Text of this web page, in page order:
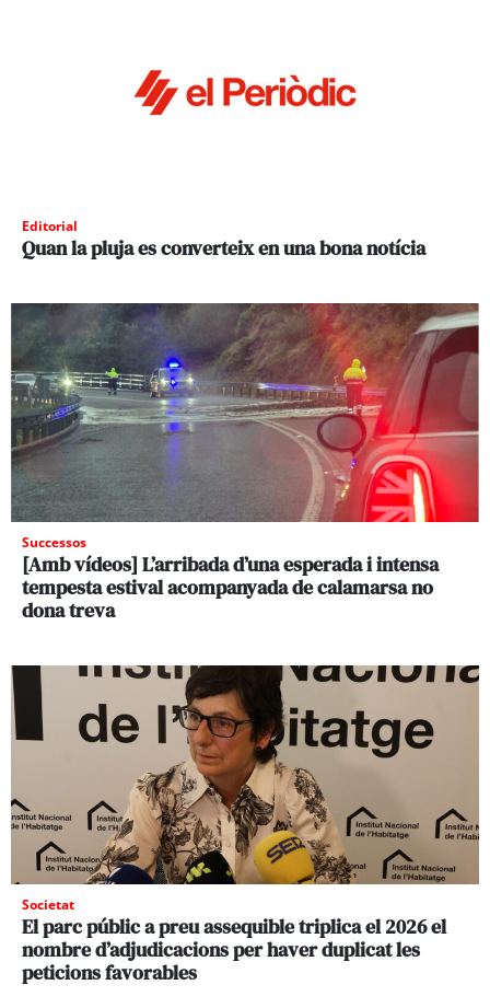
Editorial
Quan la pluja es converteix en una bona notícia
Successos
[Amb vídeos] L’arribada d’una esperada i intensa
tempesta estival acompanyada de calamarsa no
dona treva
Societat
El parc públic a preu assequible triplica el 2026 el
nombre d’adjudicacions per haver duplicat les
peticions favorables